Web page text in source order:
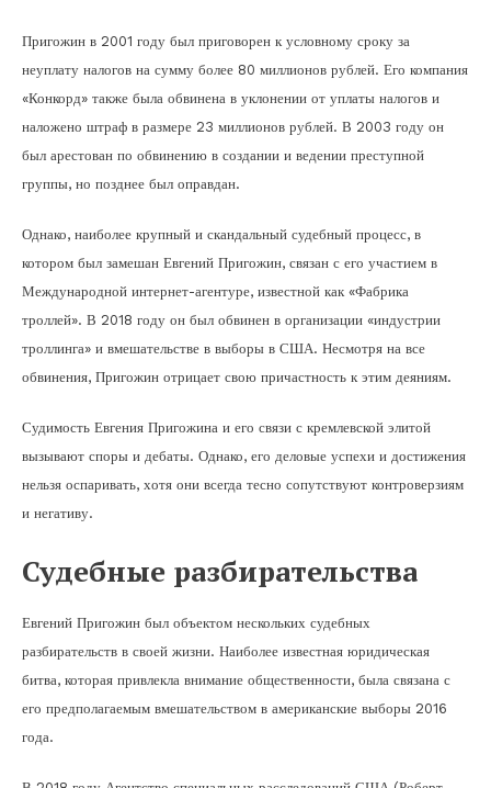
Пригожин в 2001 году был приговорен к условному сроку за
неуплату налогов на сумму более 80 миллионов рублей. Его компания
«Конкорд» также была обвинена в уклонении от уплаты налогов и
наложено штраф в размере 23 миллионов рублей. В 2003 году он
был арестован по обвинению в создании и ведении преступной
группы, но позднее был оправдан.
Однако, наиболее крупный и скандальный судебный процесс, в
котором был замешан Евгений Пригожин, связан с его участием в
Международной интернет-агентуре, известной как «Фабрика
троллей». В 2018 году он был обвинен в организации «индустрии
троллинга» и вмешательстве в выборы в США. Несмотря на все
обвинения, Пригожин отрицает свою причастность к этим деяниям.
Судимость Евгения Пригожина и его связи с кремлевской элитой
вызывают споры и дебаты. Однако, его деловые успехи и достижения
нельзя оспаривать, хотя они всегда тесно сопутствуют контроверзиям
и негативу.
Судебные разбирательства
Евгений Пригожин был объектом нескольких судебных
разбирательств в своей жизни. Наиболее известная юридическая
битва, которая привлекла внимание общественности, была связана с
его предполагаемым вмешательством в американские выборы 2016
года.